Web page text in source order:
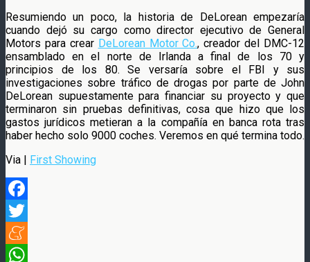
Resumiendo un poco, la historia de DeLorean empezaría
cuando dejó su cargo como director ejecutivo de General
Motors para crear DeLorean Motor Co., creador del DMC-12
ensamblado en el norte de Irlanda a final de los 70 y
principios de los 80. Se versaría sobre el FBI y sus
investigaciones sobre tráfico de drogas por parte de John
DeLorean supuestamente para financiar su proyecto y que
terminaron sin pruebas definitivas, cosa que hizo que los
gastos jurídicos metieran a la compañía en banca rota tras
haber hecho solo 9000 coches. Veremos en qué termina todo.
Via | First Showing
Facebook
Twitter
Meneame